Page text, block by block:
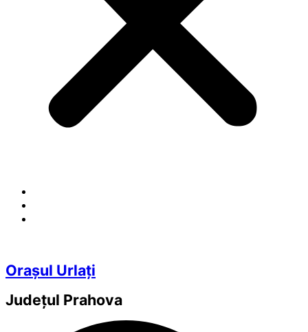
Orașul Urlați
Județul Prahova